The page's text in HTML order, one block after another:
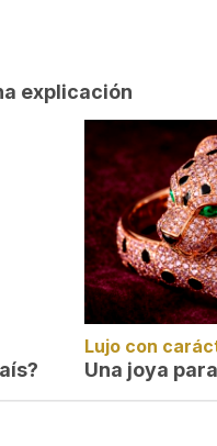
explicación
Lujo con
Una joya